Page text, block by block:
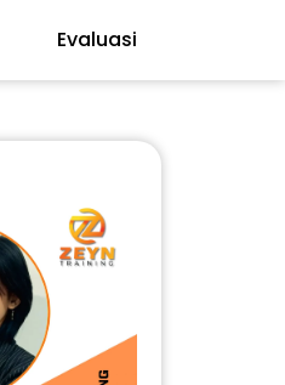
Evaluasi